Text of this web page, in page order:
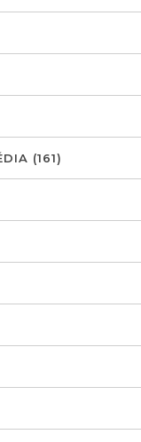
(161)